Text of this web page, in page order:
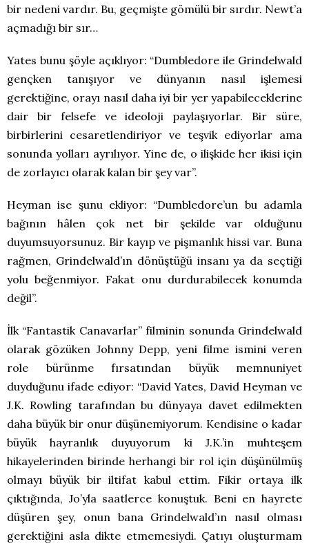
bir nedeni vardır. Bu, geçmişte gömülü bir sırdır. Newt’a
açmadığı bir sır…
Yates bunu şöyle açıklıyor: “Dumbledore ile Grindelwald
gençken tanışıyor ve dünyanın nasıl işlemesi
gerektiğine, orayı nasıl daha iyi bir yer yapabileceklerine
dair bir felsefe ve ideoloji paylaşıyorlar. Bir süre,
birbirlerini cesaretlendiriyor ve teşvik ediyorlar ama
sonunda yolları ayrılıyor. Yine de, o ilişkide her ikisi için
de zorlayıcı olarak kalan bir şey var”.
Heyman ise şunu ekliyor: “Dumbledore’un bu adamla
bağının hâlen çok net bir şekilde var olduğunu
duyumsuyorsunuz. Bir kayıp ve pişmanlık hissi var. Buna
rağmen, Grindelwald’ın dönüştüğü insanı ya da seçtiği
yolu beğenmiyor. Fakat onu durdurabilecek konumda
değil”.
İlk “Fantastik Canavarlar” filminin sonunda Grindelwald
olarak gözüken Johnny Depp, yeni filme ismini veren
role bürünme fırsatından büyük memnuniyet
duyduğunu ifade ediyor: “David Yates, David Heyman ve
J.K. Rowling tarafından bu dünyaya davet edilmekten
daha büyük bir onur düşünemiyorum. Kendisine o kadar
büyük hayranlık duyuyorum ki J.K.’in muhteşem
hikayelerinden birinde herhangi bir rol için düşünülmüş
olmayı büyük bir iltifat kabul ettim. Fikir ortaya ilk
çıktığında, Jo’yla saatlerce konuştuk. Beni en hayrete
düşüren şey, onun bana Grindelwald’ın nasıl olması
gerektiğini asla dikte etmemesiydi. Çatıyı oluşturmam